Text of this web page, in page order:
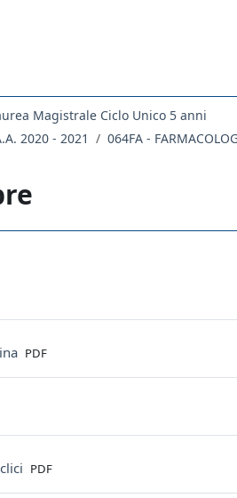
Magistrale Ciclo Unico 5 anni
2020 - 2021
064FA -
File
PDF
File
PDF